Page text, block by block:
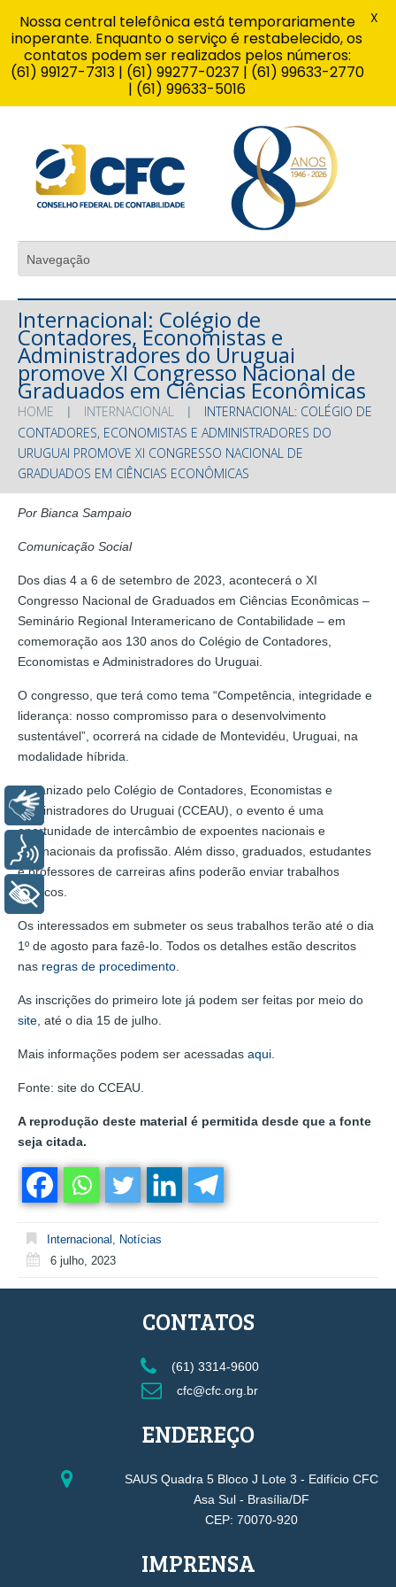
Internacional: Colégio de
Contadores, Economistas e
Administradores do Uruguai
promove XI Congresso Nacional de
Graduados em Ciências Econômicas
HOME INTERNACIONAL
INTERNACIONAL: COLÉGIO DE
CONTADORES, ECONOMISTAS E ADMINISTRADORES DO
URUGUAI PROMOVE XI CONGRESSO NACIONAL DE
GRADUADOS EM CIÊNCIAS ECONÔMICAS
Por Bianca Sampaio
Comunicação Social
Dos dias 4 a 6 de setembro de 2023, acontecerá o XI
Congresso Nacional de Graduados em Ciências Econômicas –
Seminário Regional Interamericano de Contabilidade – em
comemoração aos 130 anos do Colégio de Contadores,
Economistas e Administradores do Uruguai.
O congresso, que terá como tema “Competência, integridade e
liderança: nosso compromisso para o desenvolvimento
sustentável”, ocorrerá na cidade de Montevidéu, Uruguai, na
modalidade híbrida.
Organizado pelo Colégio de Contadores, Economistas e
Administradores do Uruguai (CCEAU), o evento é uma
oportunidade de intercâmbio de expoentes nacionais e
internacionais da profissão. Além disso, graduados, estudantes
e professores de carreiras afins poderão enviar trabalhos
técnicos.
Os interessados em submeter os seus trabalhos terão até o dia
1º de agosto para fazê-lo. Todos os detalhes estão descritos
nas regras de procedimento
As inscrições do primeiro lote já podem ser feitas por meio do
site , até o dia 15 de julho.
Mais informações podem ser acessadas aqui.
Fonte: site do CCEAU.
A reprodução deste material é permitida desde que a fonte
seja citada.
Internacional
Notícias
6 julho, 2023
CONTATOS
(61) 3314-9600
cfc@cfc.org.br
ENDEREÇO
SAUS Quadra 5 Bloco J Lote 3 - Edifício CFC
Asa Sul - Brasília/DF
CEP: 70070-920
IMPRENSA
Nossa central telefônica está temporariamente
inoperante. Enquanto o serviço é restabelecido, os
contatos podem ser realizados pelos números:
(61) 99127-7313 | (61) 99277-0237 | (61) 99633-2770
| (61) 99633-5016
X
Libras
Voz
+ Acessibilidade